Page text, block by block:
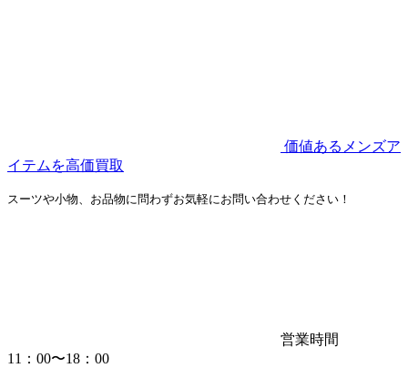
価値あるメンズア
イテムを高価買取
スーツや小物、お品物に問わずお気軽にお問い合わせください！
営業時間
11：00〜18：00